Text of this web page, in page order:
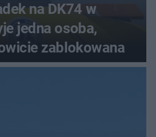
na DK74 w
jedna osoba,
zablokowana